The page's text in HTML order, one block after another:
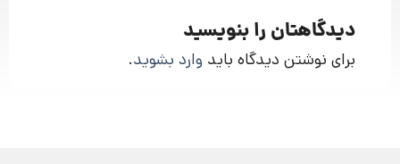
دیدگاهتان را بنویسید
برای نوشتن دیدگاه باید وارد بشوید.